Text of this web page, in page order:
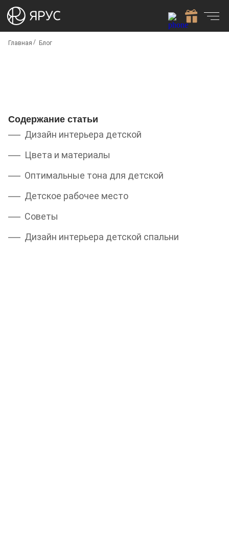
Главная Блог
Содержание статьи
Дизайн интерьера детской
Цвета и материалы
Оптимальные тона для детской
Детское рабочее место
Советы
Дизайн интерьера детской спальни